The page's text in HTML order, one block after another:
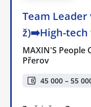
Team
ž)➡️High-
MAXIN'S People
Přerov
45 000 – 55